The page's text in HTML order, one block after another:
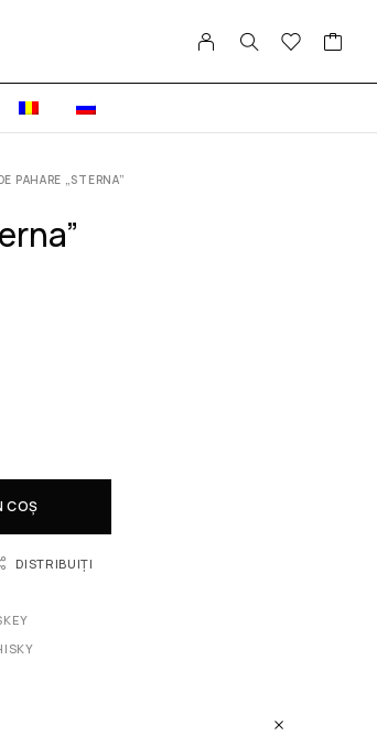
PAHARE „STERNA”
COȘ
DISTRIBUIȚI